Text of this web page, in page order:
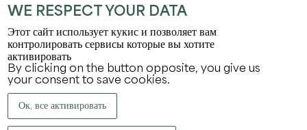
Зона для участников
Вакансии и стажировки
Политика конфиденциальности
WE RESPECT YOUR DATA
Этот сайт использует кукис и позволяет вам
контролировать сервисы которые вы хотите
активировать
By clicking on the button opposite, you give us
your consent to save cookies.
Ок, все активировать